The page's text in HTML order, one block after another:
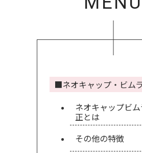
■ネオキャップ・ビム
ネオキャップビ
正とは
その他の特徴